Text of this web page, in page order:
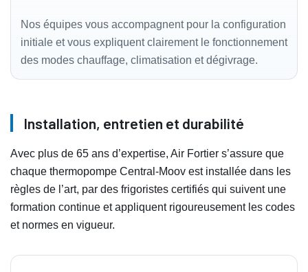
Nos équipes vous accompagnent pour la configuration
initiale et vous expliquent clairement le fonctionnement
des modes chauffage, climatisation et dégivrage.
Installation, entretien et durabilité
Avec plus de 65 ans d’expertise, Air Fortier s’assure que
chaque thermopompe Central‑Moov est installée dans les
règles de l’art, par des frigoristes certifiés qui suivent une
formation continue et appliquent rigoureusement les codes
et normes en vigueur.